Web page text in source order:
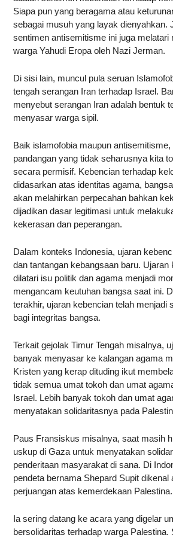
Siapa pun yang beragama atau
sebagai musuh yang layak dienyahkan.
sentimen antisemitisme ini juga melatari
warga Yahudi Eropa oleh Nazi Jerman.
Di sisi lain, muncul pula seruan
tengah serangan Iran terhadap Israel.
menyebut serangan Iran adalah bentuk
menyasar warga sipil.
Baik islamofobia maupun
pandangan yang tidak seharusnya kita
secara permisif. Kebencian terhadap
didasarkan atas identitas agama,
akan melahirkan perpecahan bahkan
dijadikan dasar legitimasi untuk
kekerasan dan peperangan.
Dalam konteks Indonesia, ujaran
dan tantangan kebangsaan baru. Ujaran
dilatari isu politik dan agama menjadi
mengancam keutuhan bangsa saat ini.
terakhir, ujaran kebencian telah menjadi
bagi integritas bangsa.
Terkait gejolak Timur Tengah misalnya,
banyak menyasar ke kalangan agama
Kristen yang kerap dituding ikut
tidak semua umat tokoh dan umat
Israel. Lebih banyak tokoh dan umat
menyatakan solidaritasnya pada
Paus Fransiskus misalnya, saat masih
uskup di Gaza untuk menyatakan
penderitaan masyarakat di sana. Di
pendeta bernama Shepard Supit
perjuangan atas kemerdekaan Palestina.
Ia sering datang ke acara yang digelar
bersolidaritas terhadap warga Palestina.